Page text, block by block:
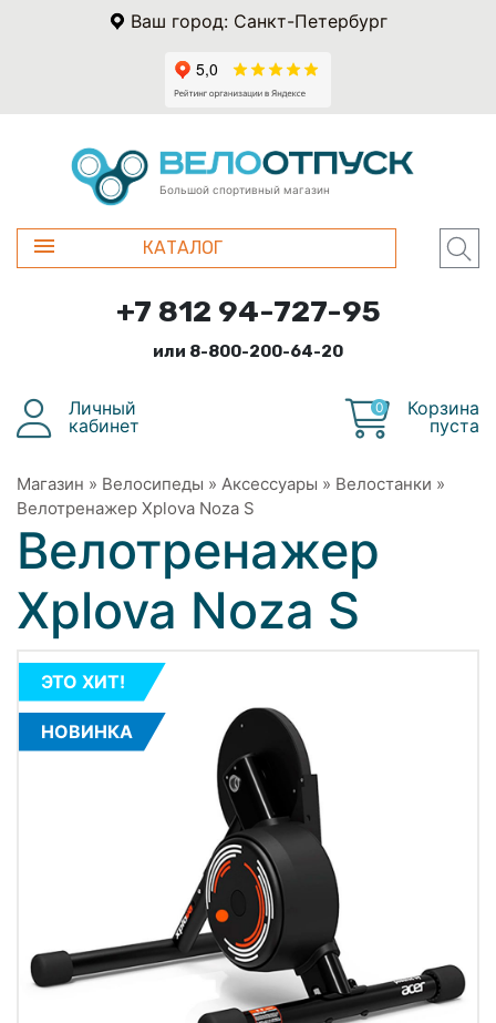
Ваш город: Санкт-Петербург
Большой спортивный магазин
КАТАЛОГ
+7 812 94-727-95
или 8-800-200-64-20
Личный
кабинет
0
Корзина
пуста
Магазин » Велосипеды » Аксессуары » Велостанки »
Велотренажер Xplova Noza S
Велотренажер
Xplova Noza S
ЭТО ХИТ!
НОВИНКА